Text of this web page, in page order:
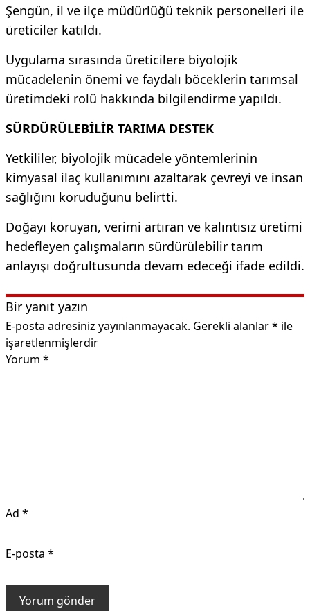
Şengün, il ve ilçe müdürlüğü teknik personelleri ile
üreticiler katıldı.
Uygulama sırasında üreticilere biyolojik
mücadelenin önemi ve faydalı böceklerin tarımsal
üretimdeki rolü hakkında bilgilendirme yapıldı.
SÜRDÜRÜLEBİLİR TARIMA DESTEK
Yetkililer, biyolojik mücadele yöntemlerinin
kimyasal ilaç kullanımını azaltarak çevreyi ve insan
sağlığını koruduğunu belirtti.
Doğayı koruyan, verimi artıran ve kalıntısız üretimi
hedefleyen çalışmaların sürdürülebilir tarım
anlayışı doğrultusunda devam edeceği ifade edildi.
Bir yanıt yazın
E-posta adresiniz yayınlanmayacak. Gerekli alanlar* ile
işaretlenmişlerdir
Yorum *
Ad *
E-posta *